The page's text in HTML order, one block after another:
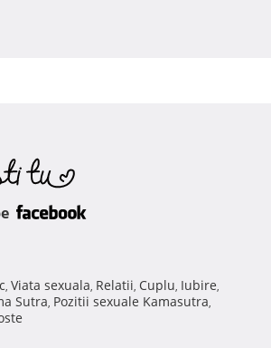
, Viata sexuala, Relatii, Cuplu, Iubire,
Sutra, Pozitii sexuale Kamasutra,